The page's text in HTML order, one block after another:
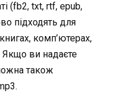
(fb2, txt, rtf, epub,
підходять для
комп’ютерах,
Якщо ви надаєте
також